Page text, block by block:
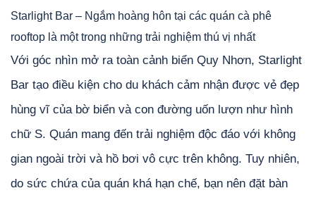
Starlight Bar – Ngắm hoàng hôn tại các quán cà phê
rooftop là một trong những trải nghiệm thú vị nhất
Với góc nhìn mở ra toàn cảnh biển Quy Nhơn, Starlight
Bar tạo điều kiện cho du khách cảm nhận được vẻ đẹp
hùng vĩ của bờ biển và con đường uốn lượn như hình
chữ S. Quán mang đến trải nghiệm độc đáo với không
gian ngoài trời và hồ bơi vô cực trên không. Tuy nhiên,
do sức chứa của quán khá hạn chế, bạn nên đặt bàn